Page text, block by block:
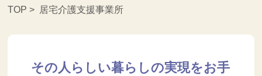
TOP > 居宅介護支援事業所
その人らしい暮らしの実現をお手